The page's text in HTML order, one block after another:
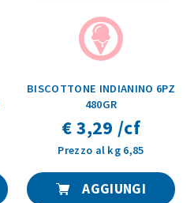
BISCOTTONE INDIANINO 6PZ
480GR
€ 3,29 /cf
Prezzo al kg 6,85
AGGIUNGI